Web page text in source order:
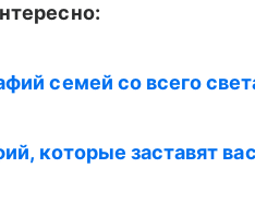
семей со всего
которые заставят